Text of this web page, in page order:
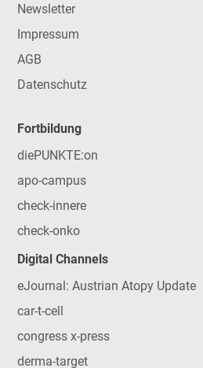
Newsletter
Impressum
AGB
Datenschutz
Fortbildung
diePUNKTE:on
apo-campus
check-innere
check-onko
Digital Channels
eJournal: Austrian Atopy Update
car-t-cell
congress x-press
derma-target